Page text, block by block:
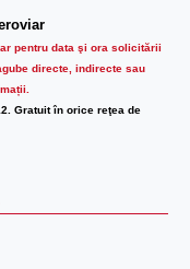
pentru data şi ora solicitării
directe, indirecte sau
Gratuit în orice reţea de